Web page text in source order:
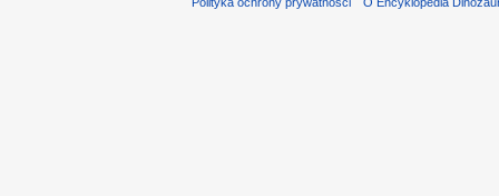
Polityka ochrony prywatności O Encyklopedia